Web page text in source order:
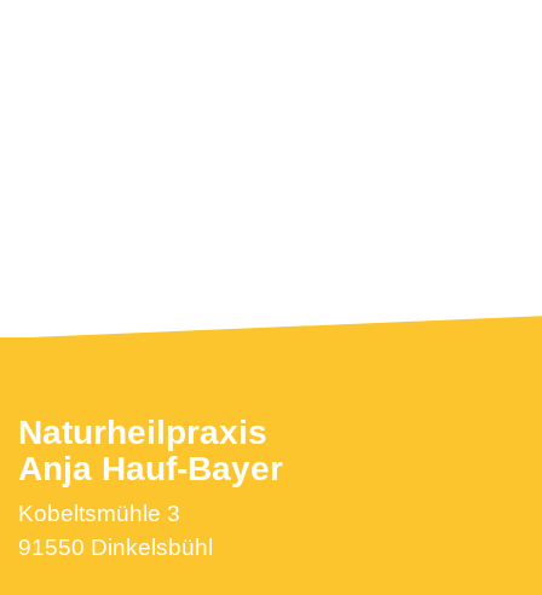
Naturheilpraxis
Anja Hauf-Bayer
Kobeltsmühle 3
91550 Dinkelsbühl